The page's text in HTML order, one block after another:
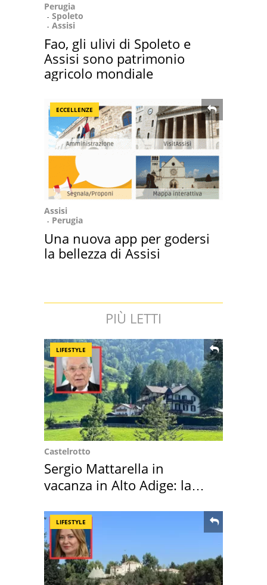
Perugia
Spoleto
Assisi
Fao, gli ulivi di Spoleto e
Assisi sono patrimonio
agricolo mondiale
ECCELLENZE
Assisi
Perugia
Una nuova app per godersi
la bellezza di Assisi
PIÙ LETTI
LIFESTYLE
Castelrotto
Sergio Mattarella in
vacanza in Alto Adige: la
LIFESTYLE